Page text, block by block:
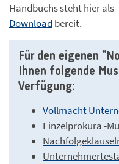
Handbuchs steht hier als
Download bereit.
Für den eigenen
Ihnen folgende
Verfügung:
Vollmacht
Einzelprokura -